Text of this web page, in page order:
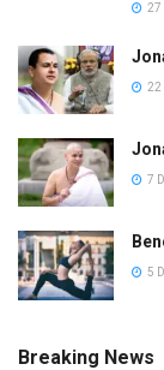
27
22
7
5
Breaking News